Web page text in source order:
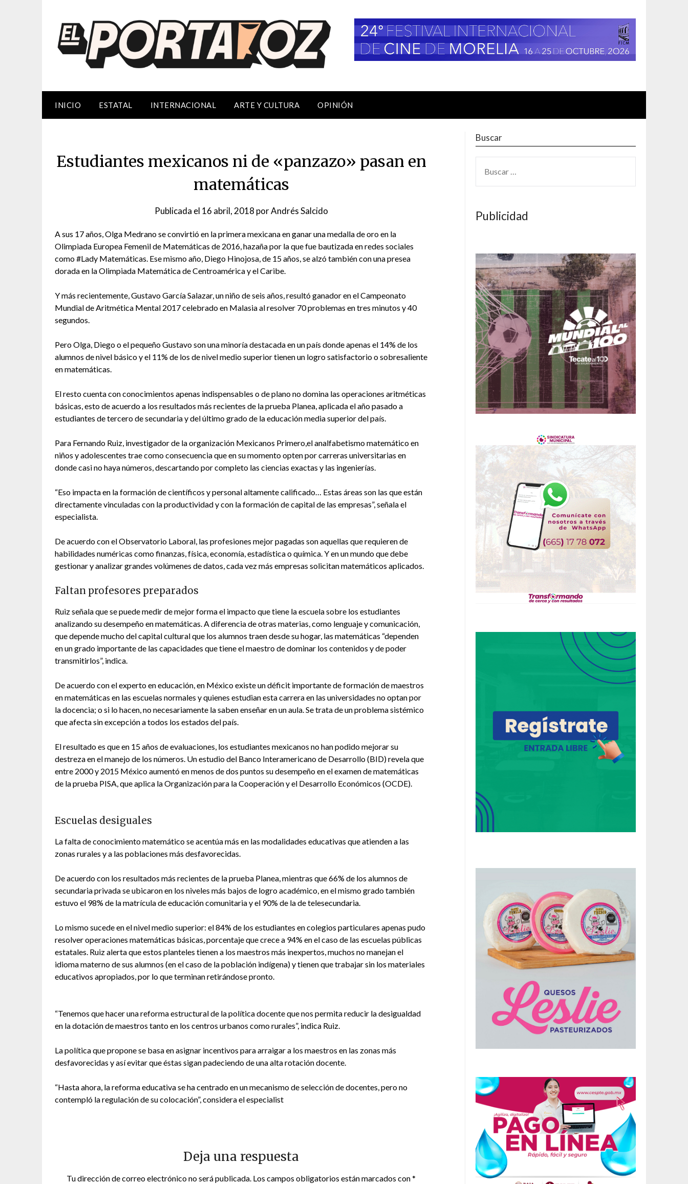
INICIO ESTATAL INTERNACIONAL ARTE Y CULTURA OPINIÓN
Estudiantes mexicanos ni de «panzazo» pasan en
matemáticas
Publicada el 16 abril, 2018 porAndrés Salcido
Asus 17 años, Olga Medrano se convirtió en la primera mexicana en ganar una medalla de oro en la
Olimpiada Europea Femenil de Matemáticas de 2016, hazaña por la que fue bautizada en redes sociales
como #Lady Matemáticas. Ese mismo año, Diego Hinojosa, de 15 años, se alzó también con una presea
dorada en la Olimpiada Matemática de Centroamérica y el Caribe.
Y más recientemente, Gustavo García Salazar, un niño de seis años, resultó ganador en el Campeonato
Mundial de Aritmética Mental 2017 celebrado en Malasia al resolver 70 problemas en tres minutos y 40
segundos.
Pero Olga, Diego o el pequeño Gustavo son una minoría destacada en un país donde apenas el 14% de los
alumnos de nivel básico y el 11% de los de nivel medio superior tienen un logro satisfactorio o sobresaliente
en matemáticas.
El resto cuenta con conocimientos apenas indispensables o de plano no domina las operaciones aritméticas
básicas, esto de acuerdo a los resultados más recientes de la prueba Planea, aplicada el año pasado a
estudiantes de tercero de secundaria y del último grado de la educación media superior del país.
Para Fernando Ruiz, investigador de la organización Mexicanos Primero,el analfabetismo matemático en
niños y adolescentes trae como consecuencia que en su momento opten por carreras universitarias en
donde casi no haya números, descartando por completo las ciencias exactas y las ingenierías.
“Eso impacta en la formación de científicos y personal altamente calificado… Estas áreas son las que están
directamente vinculadas con la productividad y con la formación de capital de las empresas”, señala el
especialista.
De acuerdo con el Observatorio Laboral, las profesiones mejor pagadas son aquellas que requieren de
habilidades numéricas como finanzas, física, economía, estadística o química. Y en un mundo que debe
gestionar y analizar grandes volúmenes de datos, cada vez más empresas solicitan matemáticos aplicados.
Faltan profesores preparados
Ruiz señala que se puede medir de mejor forma el impacto que tiene la escuela sobre los estudiantes
analizando su desempeño en matemáticas. A diferencia de otras materias, como lenguaje y comunicación,
que depende mucho del capital cultural que los alumnos traen desde su hogar, las matemáticas “dependen
en un grado importante de las capacidades que tiene el maestro de dominar los contenidos y de poder
transmitirlos”, indica.
De acuerdo con el experto en educación, en México existe un déficit importante de formación de maestros
en matemáticas en las escuelas normales y quienes estudian esta carrera en las universidades no optan por
la docencia; o si lo hacen, no necesariamente la saben enseñar en un aula. Se trata de un problema sistémico
que afecta sin excepción a todos los estados del país.
El resultado es que en 15 años de evaluaciones, los estudiantes mexicanos no han podido mejorar su
destreza en el manejo de los números. Un estudio del Banco Interamericano de Desarrollo (BID) revela que
entre 2000 y 2015 México aumentó en menos de dos puntos su desempeño en el examen de matemáticas
de la prueba PISA, que aplica la Organización para la Cooperación y el Desarrollo Económicos (OCDE).
Escuelas desiguales
La falta de conocimiento matemático se acentúa más en las modalidades educativas que atienden a las
zonas rurales y a las poblaciones más desfavorecidas.
De acuerdo con los resultados más recientes de la prueba Planea, mientras que 66% de los alumnos de
secundaria privada se ubicaron en los niveles más bajos de logro académico, en el mismo grado también
estuvo el 98% de la matrícula de educación comunitaria y el 90% de la de telesecundaria.
Lo mismo sucede en el nivel medio superior: el 84% de los estudiantes en colegios particulares apenas pudo
resolver operaciones matemáticas básicas, porcentaje que crece a 94% en el caso de las escuelas públicas
estatales. Ruiz alerta que estos planteles tienen a los maestros más inexpertos, muchos no manejan el
idioma materno de sus alumnos (en el caso de la población indígena) y tienen que trabajar sin los materiales
educativos apropiados, por lo que terminan retirándose pronto.
“Tenemos que hacer una reforma estructural de la política docente que nos permita reducir la desigualdad
en la dotación de maestros tanto en los centros urbanos como rurales”, indica Ruiz.
La política que propone se basa en asignar incentivos para arraigar a los maestros en las zonas más
desfavorecidas y así evitar que éstas sigan padeciendo de una alta rotación docente.
“Hasta ahora, la reforma educativa se ha centrado en un mecanismo de selección de docentes, pero no
contempló la regulación de su colocación”, considera el especialist
Deja una respuesta
Tu dirección de correo electrónico no será publicada. Los campos obligatorios están marcados con*
Buscar
Publicidad